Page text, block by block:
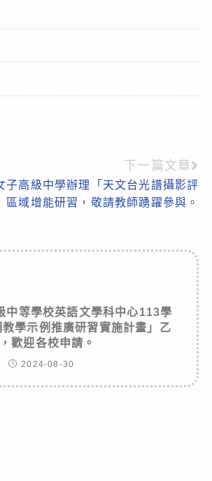
下一篇文章
子高級中學辦理「天文台光譜攝影評
區域增能研習，敬請教師踴躍參與。
中等學校英語文學科中心113學
學示例推廣研習實施計畫」乙
歡迎各校申請。
2024-08-30